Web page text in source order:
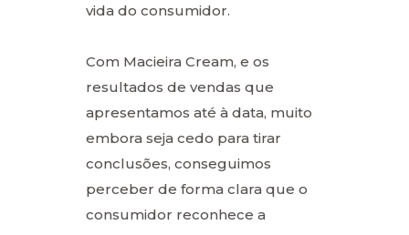
vida do consumidor.
Com Macieira Cream, e os
resultados de vendas que
apresentamos até à data, muito
embora seja cedo para tirar
conclusões, conseguimos
perceber de forma clara que o
consumidor reconhece a